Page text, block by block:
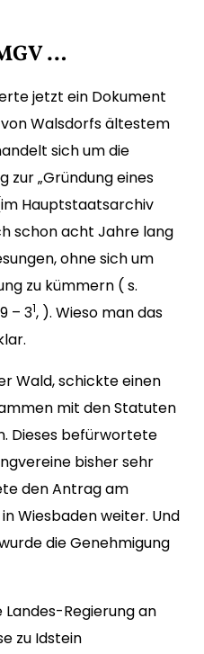
…
jetzt ein Dokument
Walsdorfs ältestem
sich um die
zur „Gründung eines
Hauptstaatsarchiv
schon acht Jahre lang
ohne sich um
zu kümmern ( s.
– 31, ). Wieso man das
Wald, schickte einen
mit den Statuten
Dieses befürwortete
bisher sehr
den Antrag am
Wiesbaden weiter. Und
die Genehmigung
Landes-Regierung an
zu Idstein